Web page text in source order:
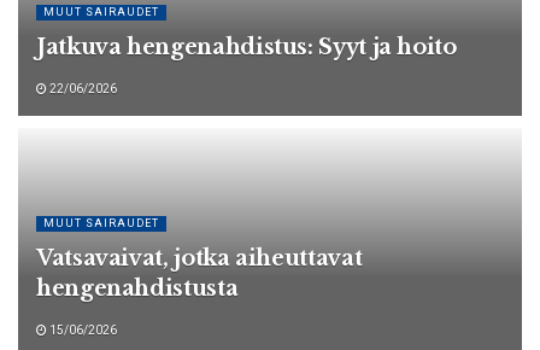
MUUT SAIRAUDET
Jatkuva hengenahdistus: Syyt ja hoito
22/06/2026
MUUT SAIRAUDET
Vatsavaivat, jotka aiheuttavat
hengenahdistusta
15/06/2026